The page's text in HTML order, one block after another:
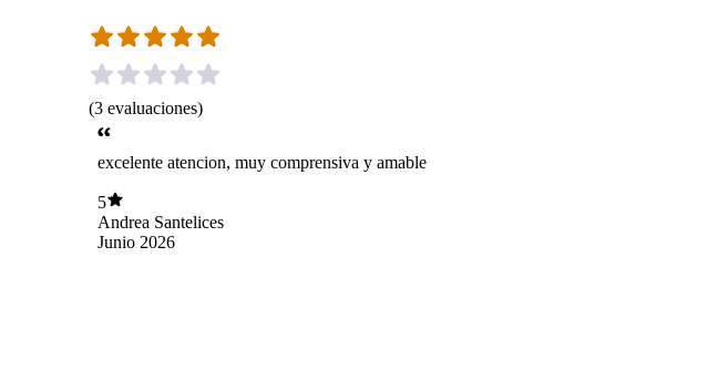
(3 evaluaciones)
excelente atencion, muy comprensiva y amable
5
Andrea Santelices
Junio 2026